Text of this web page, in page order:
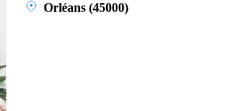
Orléans (45000)